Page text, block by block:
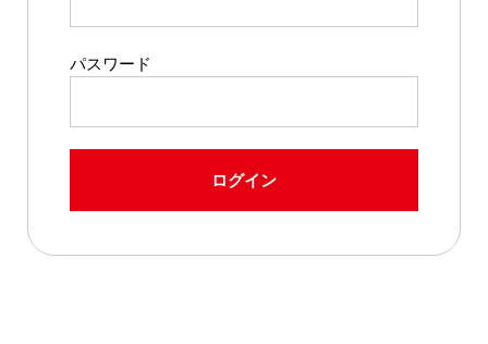
パスワード
ログイン